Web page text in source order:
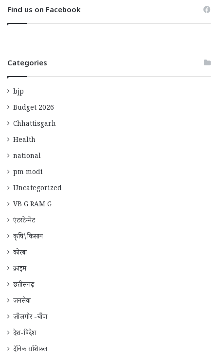
Find us on Facebook
Categories
bjp
Budget 2026
Chhattisgarh
Health
national
pm modi
Uncategorized
VB G RAM G
एंटरटेन्मेंट
कृषि\किसान
कोरबा
क्राइम
छत्तीसगढ़
जनसेवा
जाँजगीर -चाँपा
देश-विदेश
दैनिक राशिफ़ल